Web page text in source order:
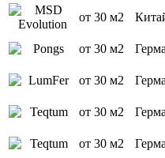
от 30 м2
от 30 м2
от 30 м2
от 30 м2
от 30 м2